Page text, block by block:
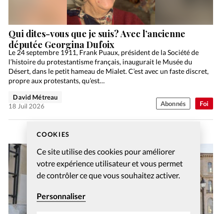
COOKIES
Ce site utilise des cookies pour améliorer
votre expérience utilisateur et vous permet
de contrôler ce que vous souhaitez activer.
Personnaliser
Foi
Qui dites-vous que je suis? Avec l’ancienne
députée Georgina Dufoix
Le 24 septembre 1911, Frank Puaux, président de la Société de
l’histoire du protestantisme français, inaugurait le Musée du
Désert, dans le petit hameau de Mialet. C’est avec un faste discret,
propre aux protestants, qu’est…
David Métreau
18 Juil 2026
Abonnés